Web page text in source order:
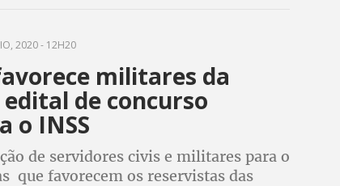
2020 - 12H20
militares da
de concurso
o INSS
de servidores civis e militares para o
que favorecem os reservistas das